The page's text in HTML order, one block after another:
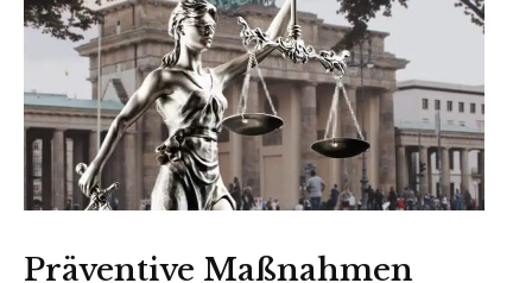
Präventive Maßnahmen